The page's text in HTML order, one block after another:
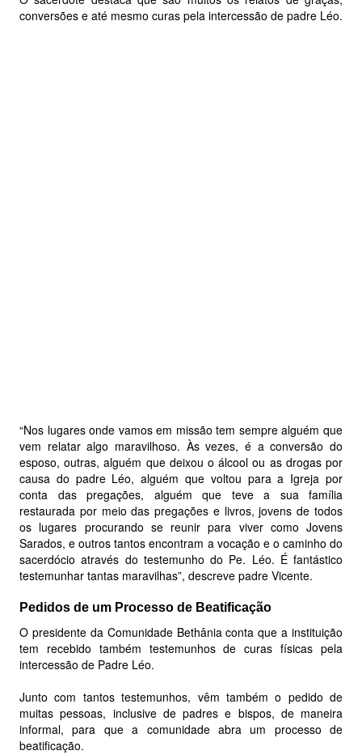
conversões e até mesmo curas pela intercessão de padre Léo.
“Nos lugares onde vamos em missão tem sempre alguém que
vem relatar algo maravilhoso. Às vezes, é a conversão do
esposo, outras, alguém que deixou o álcool ou as drogas por
causa do padre Léo, alguém que voltou para a Igreja por
conta das pregações, alguém que teve a sua família
restaurada por meio das pregações e livros, jovens de todos
os lugares procurando se reunir para viver como Jovens
Sarados, e outros tantos encontram a vocação e o caminho do
sacerdócio através do testemunho do Pe. Léo. É fantástico
testemunhar tantas maravilhas”, descreve padre Vicente.
Pedidos de um Processo de Beatificação
O presidente da Comunidade Bethânia conta que a instituição
tem recebido também testemunhos de curas físicas pela
intercessão de Padre Léo.
Junto com tantos testemunhos, vêm também o pedido de
muitas pessoas, inclusive de padres e bispos, de maneira
informal, para que a comunidade abra um processo de
beatificação.